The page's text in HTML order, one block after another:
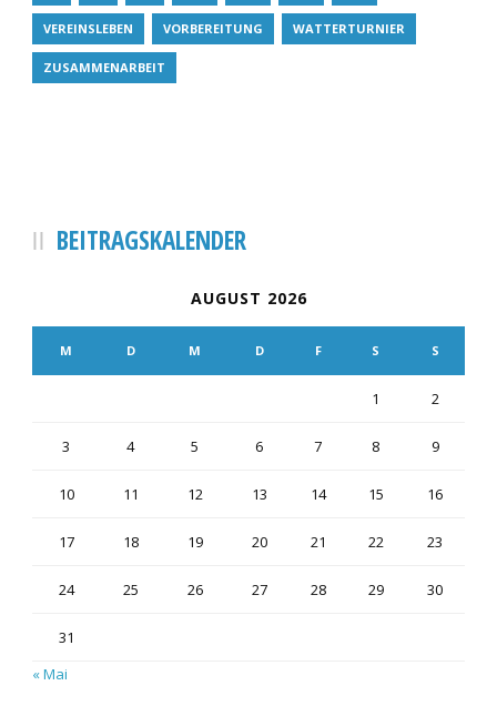
VEREINSLEBEN VORBEREITUNG WATTERTURNIER
ZUSAMMENARBEIT
BEITRAGSKALENDER
AUGUST 2026
M D M D F S S
1 2
3 4 5 6 7 8 9
10 11 12 13 14 15 16
17 18 19 20 21 22 23
24 25 26 27 28 29 30
31
« Mai